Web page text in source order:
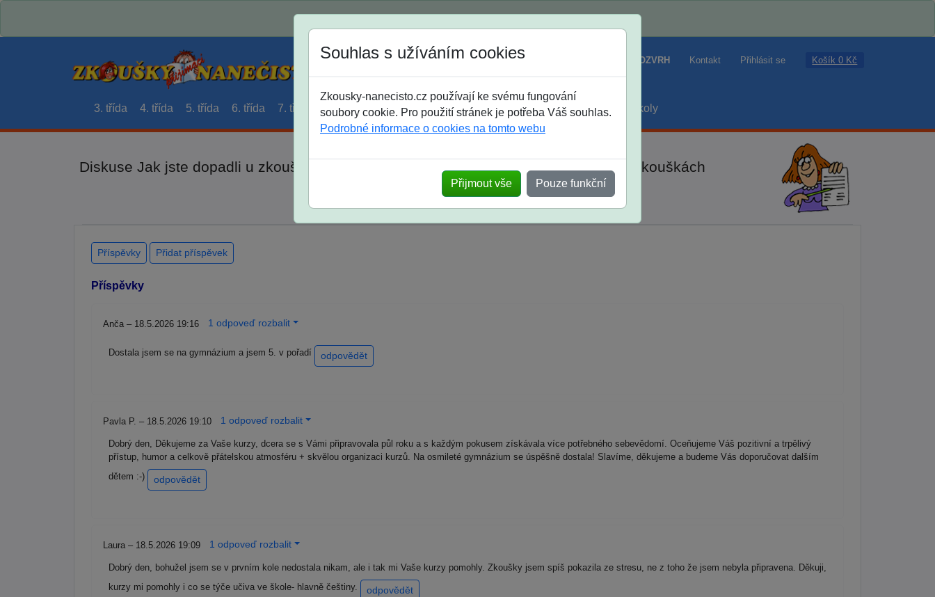
Jak si vybrat ROZVRH Kontakt Přihlásit se Košík 0 Kč
3. třída 4. třída 5. třída 6. třída 7. třída 8. třída 9. třída střední maturanti soutěže prázdniny školy
Diskuse Jak jste dopadli u zkoušek na SŠ? Vaše ohlasy po skutečných přijímacích zkouškách
Souhlas s užíváním cookies
Zkousky-nanecisto.cz používají ke svému fungování
soubory cookie. Pro použití stránek je potřeba Váš souhlas.
Podrobné informace o cookies na tomto webu
Přijmout vše Pouze funkční
Příspěvky Přidat příspěvek
Příspěvky
Anča – 18.5.2026 19:16 1 odpoveď rozbalit
Dostala jsem se na gymnázium a jsem 5. v pořadí odpovědět
Pavla P. – 18.5.2026 19:10 1 odpoveď rozbalit
Dobrý den, Děkujeme za Vaše kurzy, dcera se s Vámi připravovala půl roku a s každým pokusem získávala více potřebného sebevědomí. Oceňujeme Váš pozitivní a trpělivý
přístup, humor a celkově přátelskou atmosféru + skvělou organizaci kurzů. Na osmileté gymnázium se úspěšně dostala! Slavíme, děkujeme a budeme Vás doporučovat dalším
dětem :-)
odpovědět
Laura – 18.5.2026 19:09 1 odpoveď rozbalit
Dobrý den, bohužel jsem se v prvním kole nedostala nikam, ale i tak mi Vaše kurzy pomohly. Zkoušky jsem spíš pokazila ze stresu, ne z toho že jsem nebyla připravena. Děkuji,
kurzy mi pomohly i co se týče učiva ve škole- hlavně češtiny.
odpovědět